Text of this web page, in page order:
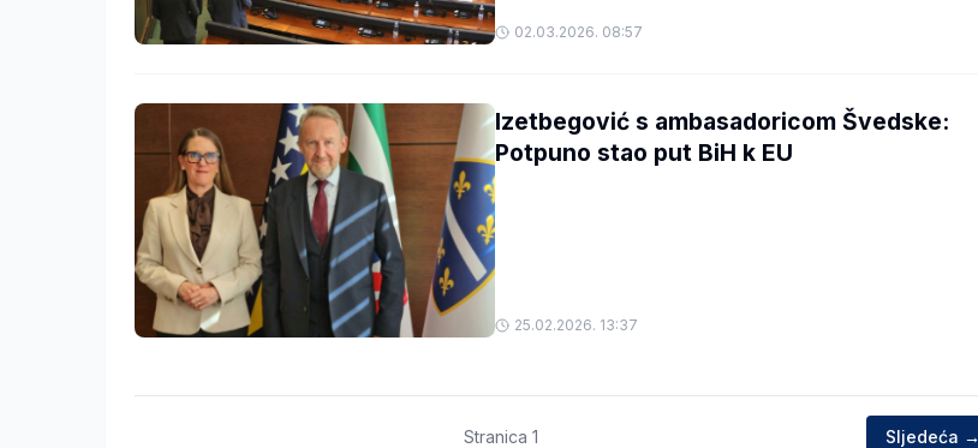
02.03.2026. 08:57
Izetbegović s ambasadoricom Švedske:
Potpuno stao put BiH k EU
25.02.2026. 13:37
Stranica 1 Sljedeća →